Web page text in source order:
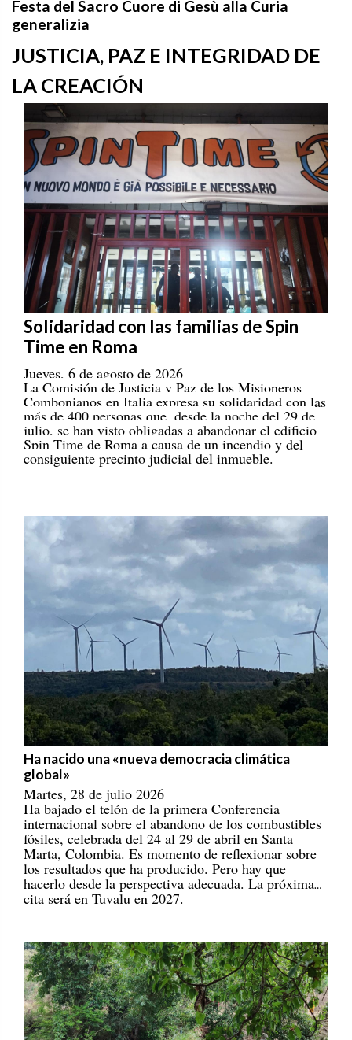
Festa del Sacro Cuore di Gesù alla Curia
generalizia
JUSTICIA, PAZ E INTEGRIDAD DE
LA CREACIÓN
Solidaridad con las familias de Spin
Time en Roma
Jueves, 6 de agosto de 2026
La Comisión de Justicia y Paz de los Misioneros
Combonianos en Italia expresa su solidaridad con las
más de 400 personas que, desde la noche del 29 de
julio, se han visto obligadas a abandonar el edificio
Spin Time de Roma a causa de un incendio y del
consiguiente precinto judicial del inmueble.
Ha nacido una «nueva democracia climática
global»
Martes, 28 de julio 2026
Ha bajado el telón de la primera Conferencia
internacional sobre el abandono de los combustibles
fósiles, celebrada del 24 al 29 de abril en Santa
Marta, Colombia. Es momento de reflexionar sobre
los resultados que ha producido. Pero hay que
hacerlo desde la perspectiva adecuada. La próxima
cita será en Tuvalu en 2027.